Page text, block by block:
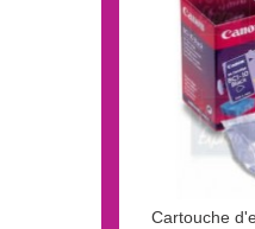
Cartouche